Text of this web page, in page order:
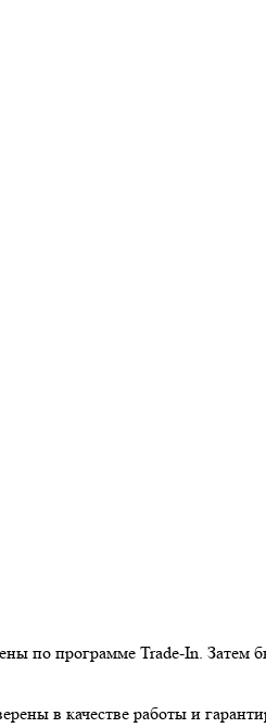
по программе Trade-In. Затем
в качестве работы и